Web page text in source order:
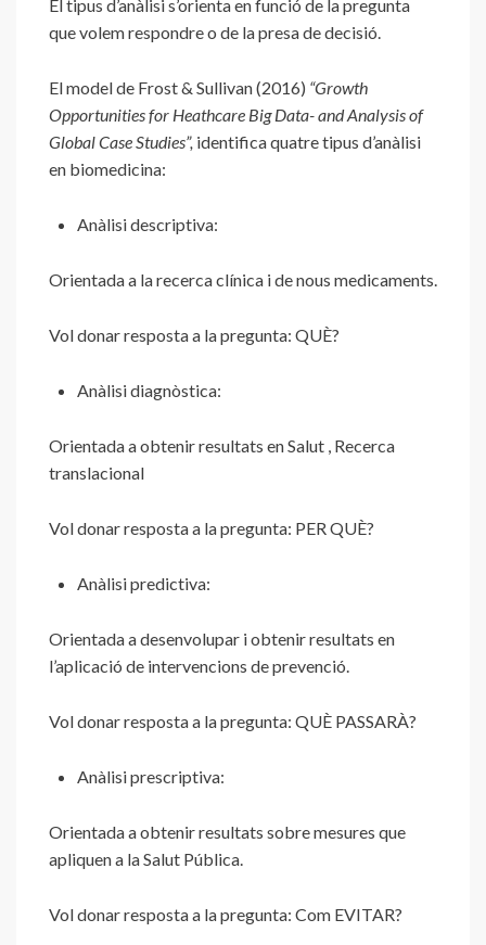
El tipus d’anàlisi s’orienta en funció de la pregunta
que volem respondre o de la presa de decisió.
El model de Frost & Sullivan (2016) “Growth
Opportunities for Heathcare Big Data- and Analysis of
Global Case Studies”, identifica quatre tipus d’anàlisi
en biomedicina:
Anàlisi descriptiva:
Orientada a la recerca clínica i de nous medicaments.
Vol donar resposta a la pregunta: QUÈ?
Anàlisi diagnòstica:
Orientada a obtenir resultats en Salut , Recerca
translacional
Vol donar resposta a la pregunta: PER QUÈ?
Anàlisi predictiva:
Orientada a desenvolupar i obtenir resultats en
l’aplicació de intervencions de prevenció.
Vol donar resposta a la pregunta: QUÈ PASSARÀ?
Anàlisi prescriptiva:
Orientada a obtenir resultats sobre mesures que
apliquen a la Salut Pública.
Vol donar resposta a la pregunta: Com EVITAR?